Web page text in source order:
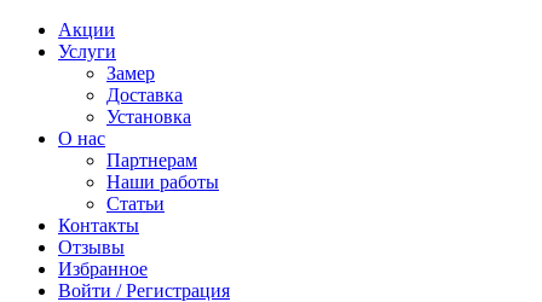
Акции
Услуги
Замер
Доставка
Установка
О нас
Партнерам
Наши работы
Статьи
Контакты
Отзывы
Избранное
Войти / Регистрация